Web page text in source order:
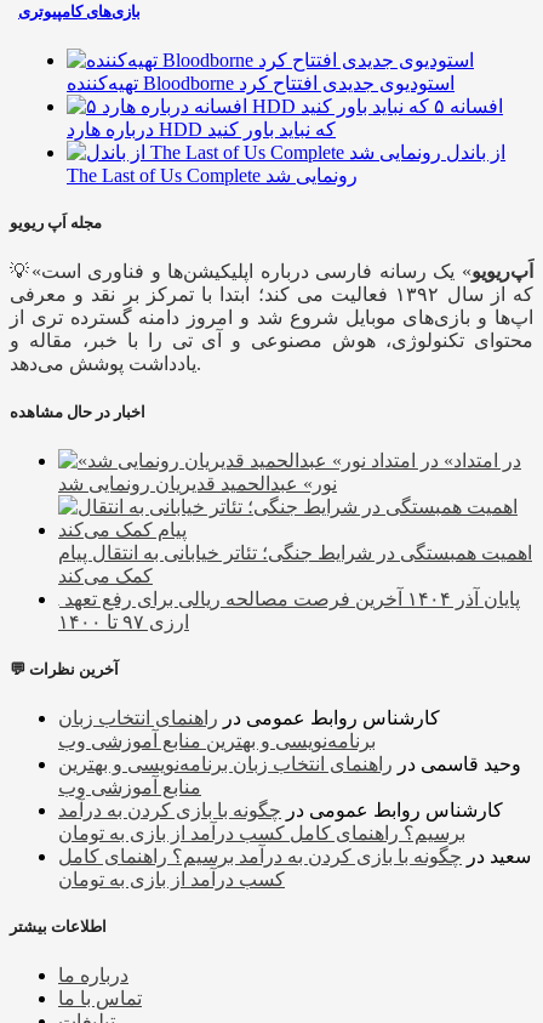
بازی‌های کامپیوتری
تهیه‌کننده Bloodborne استودیوی جدیدی افتتاح کرد
۵ افسانه
درباره هارد HDD که نباید باور کنید
از باندل
The Last of Us Complete رونمایی شد
مجله اَپ ریویو
💡« اَپ‌ریویو» یک رسانه فارسی درباره اپلیکیشن‌ها و فناوری است
که از سال ۱۳۹۲ فعالیت می کند؛ ابتدا با تمرکز بر نقد و معرفی
اپ‌ها و بازی‌های موبایل شروع شد و امروز دامنه گسترده تری از
محتوای تکنولوژی، هوش مصنوعی و آی تی را با خبر، مقاله و
یادداشت پوشش می‌دهد.
اخبار در حال مشاهده
«در امتداد
نور» عبدالحمید قدیریان رونمایی شد
اهمیت همبستگی در شرایط جنگی؛ تئاتر خیابانی به انتقال پیام
کمک می‌کند
پایان آذر ۱۴۰۴ آخرین فرصت مصالحه ریالی برای رفع تعهد
ارزی ۹۷ تا ۱۴۰۰
💬 آخرین نظرات
کارشناس روابط عمومی در راهنمای انتخاب زبان
برنامه‌نویسی و بهترین منابع آموزشی وب
وحید قاسمی در راهنمای انتخاب زبان برنامه‌نویسی و بهترین
منابع آموزشی وب
کارشناس روابط عمومی در چگونه با بازی کردن به درآمد
برسیم؟ راهنمای کامل کسب درآمد از بازی به تومان
سعید در چگونه با بازی کردن به درآمد برسیم؟ راهنمای کامل
کسب درآمد از بازی به تومان
اطلاعات بیشتر
درباره ما
تماس با ما